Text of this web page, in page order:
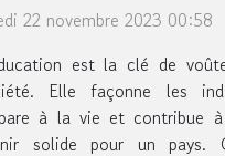
22 novembre 2023 00:58
est la clé de
Elle façonne les
à la vie et contribue
solide pour un pays.